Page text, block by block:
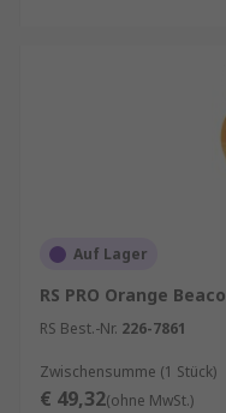
Auf Lager
RS PRO Orange
RS Best.-Nr. 226-7861
Zwischensumme (1 Stück)
€ 49,32(ohne MwSt.)